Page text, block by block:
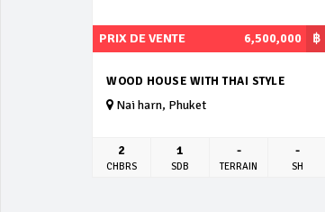
฿
PRIX DE VENTE 6,500,000
WOOD HOUSE WITH THAI STYLE
Nai harn, Phuket
2
CHBRS
1
SDB
-
TERRAIN
-
SH